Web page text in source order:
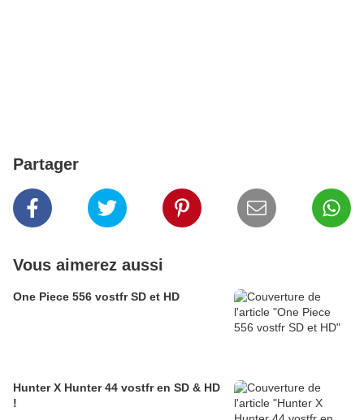
Partager
Vous aimerez aussi
One Piece 556 vostfr SD et HD
Hunter X Hunter 44 vostfr en SD & HD
!